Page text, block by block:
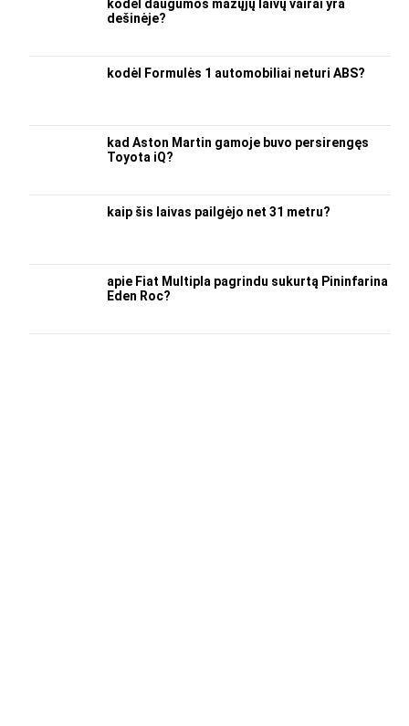
kodėl daugumos mažųjų laivų vairai yra
dešinėje?
kodėl Formulės 1 automobiliai neturi ABS?
kad Aston Martin gamoje buvo persirengęs
Toyota iQ?
kaip šis laivas pailgėjo net 31 metru?
apie Fiat Multipla pagrindu sukurtą Pininfarina
Eden Roc?